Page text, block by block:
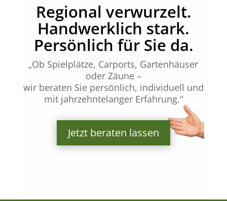
Regional verwurzelt.
Handwerklich stark.
Persönlich für Sie da.
„Ob Spielplätze, Carports, Gartenhäuser
oder Zäune –
wir beraten Sie persönlich, individuell und
mit jahrzehntelanger Erfahrung.“
Jetzt beraten lassen